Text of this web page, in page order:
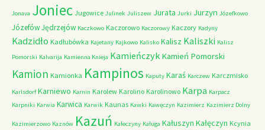
Jonava Joniec Jugowice Julinek Juliszew Jurata Jurki Jurzyn Józefkowo
JózefówJędrzejów Kaczkowo Kaczorowo Kaczorowy Kaczory Kadyny
Kadzidło Kadłubówka Kajetany Kajkowo Kalisko Kalisz Kaliszki Kalisz
Pomorski Kalvarija Kamienna Knieja Kamieńczyk Kamień Pomorski
Kamion Kamionka Kampinos Kaputy Karaś Karczew Karczmisko
Karlsdorf Karniewo Karnin Karolew Karolino Karolinowo Karpa Karpacz
Karpniki Karwia Karwica Karwik Kaunas Kawki Kawęczyn Kazimierz Kazimierz Dolny
Kazimierzowo Kaznów Kazuń Kałeczyny Kaługa Kałuszyn Kałęczyn Kcynia